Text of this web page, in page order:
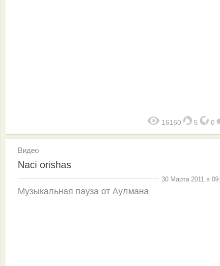
16160 5 0
Видео
Naci orishas
30 Марта 2011 в
Музыкальная пауза от Аулмана